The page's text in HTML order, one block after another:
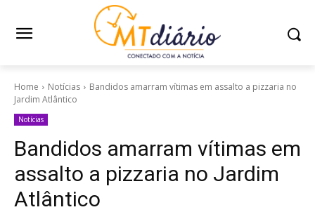
Home Notícias
Bandidos amarram vítimas em assalto a pizzaria no
Jardim Atlântico
Notícias
Bandidos amarram vítimas em
assalto a pizzaria no Jardim
Atlântico